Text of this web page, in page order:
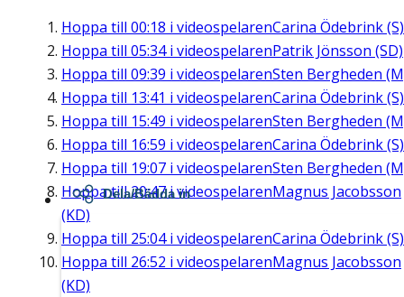
Hoppa till 00:18 i videospelarenCarina Ödebrink (S)
Hoppa till 05:34i videospelarenPatrik Jönsson (SD)
Hoppa till 09:39 i videospelarenSten Bergheden
Hoppa till 13:41 i videospelarenCarina Ödebrink (S)
Hoppa till 15:49 i videospelarenSten Bergheden
Hoppa till 16:59 i videospelarenCarina Ödebrink (S)
Hoppa till 19:07 i videospelarenSten Bergheden
Hoppa till20:47i videospelarenMagnus Jacobsson
(KD)
Hoppa till 25:04i videospelarenCarina Ödebrink (S)
Hoppa till 26:52 i videospelarenMagnus Jacobsson
(KD)
Dela/Bädda in